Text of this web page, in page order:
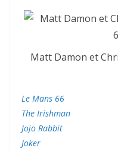
Matt Damon et
Le Mans 66
The Irishman
Jojo Rabbit
Joker